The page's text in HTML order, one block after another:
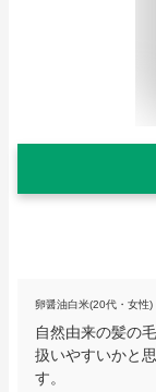
卵醤油白米(20代・女性)
自然由来の髪の
扱いやすいかと
す。